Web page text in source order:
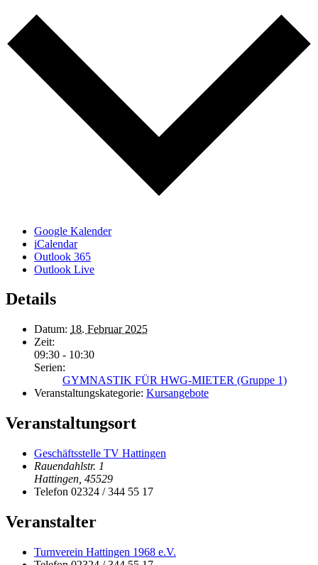
Google Kalender
iCalendar
Outlook 365
Outlook Live
Details
Datum: 18. Februar 2025
Zeit:
09:30 - 10:30
Serien:
GYMNASTIK FÜR HWG-MIETER (Gruppe 1)
Veranstaltungskategorie: Kursangebote
Veranstaltungsort
Geschäftsstelle TV Hattingen
Rauendahlstr. 1
Hattingen 45529
Telefon 02324 / 344 55 17
Veranstalter
Turnverein Hattingen 1968 e.V.